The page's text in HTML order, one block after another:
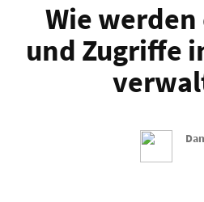
Wie werden
und Zugriffe